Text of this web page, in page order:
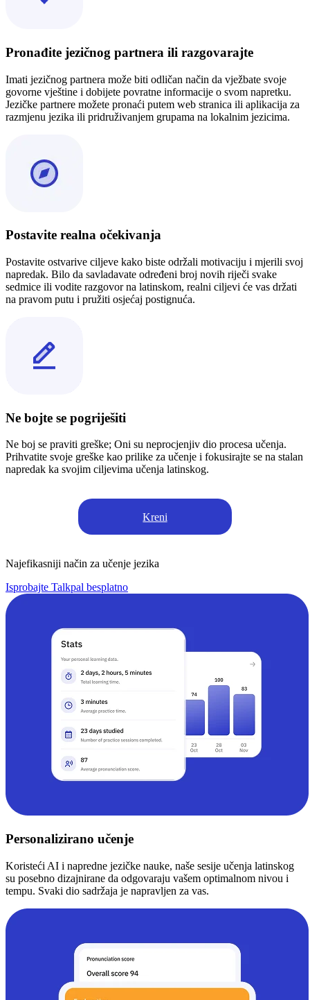
Pronađite jezičnog partnera ili razgovarajte
Imati jezičnog partnera može biti odličan način da vježbate svoje
govorne vještine i dobijete povratne informacije o svom napretku.
Jezičke partnere možete pronaći putem web stranica ili aplikacija za
razmjenu jezika ili pridruživanjem grupama na lokalnim jezicima.
Postavite realna očekivanja
Postavite ostvarive ciljeve kako biste održali motivaciju i mjerili svoj
napredak. Bilo da savladavate određeni broj novih riječi svake
sedmice ili vodite razgovor na latinskom, realni ciljevi će vas držati
na pravom putu i pružiti osjećaj postignuća.
Ne bojte se pogriješiti
Ne boj se praviti greške; Oni su neprocjenjiv dio procesa učenja.
Prihvatite svoje greške kao prilike za učenje i fokusirajte se na stalan
napredak ka svojim ciljevima učenja latinskog.
Kreni
Najefikasniji način za učenje jezika
Isprobajte Talkpal besplatno
Personalizirano učenje
Koristeći AI i napredne jezičke nauke, naše sesije učenja latinskog
su posebno dizajnirane da odgovaraju vašem optimalnom nivou i
tempu. Svaki dio sadržaja je napravljen za vas.